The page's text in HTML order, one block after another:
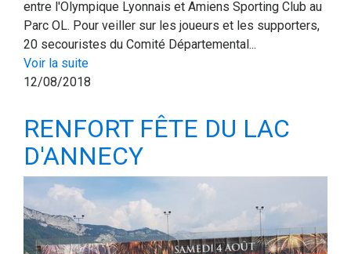
entre l'Olympique Lyonnais et Amiens Sporting Club au
Parc OL. Pour veiller sur les joueurs et les supporters,
20 secouristes du Comité Départemental...
Voir la suite
12/08/2018
RENFORT FÊTE DU LAC
D'ANNECY